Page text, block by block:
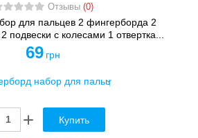
Отзывы (0)
для пальцев 2 фингерборда 2
подвески с колесами 1 отвертка...
69 грн
Купить